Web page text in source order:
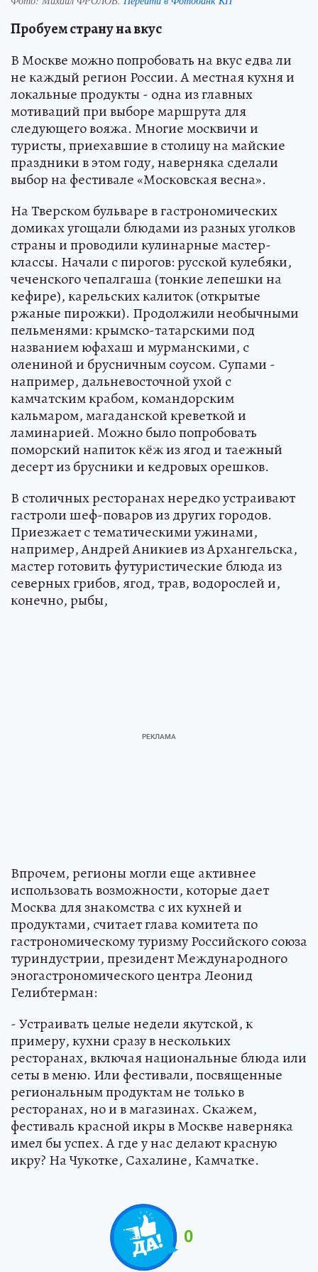
Пробуем страну на вкус
В Москве можно попробовать на вкус едва ли
не каждый регион России. А местная кухня и
локальные продукты - одна из главных
мотиваций при выборе маршрута для
следующего вояжа. Многие москвичи и
туристы, приехавшие в столицу на майские
праздники в этом году, наверняка сделали
выбор на фестивале «Московская весна».
На Тверском бульваре в гастрономических
домиках угощали блюдами из разных уголков
страны и проводили кулинарные мастер-
классы. Начали с пирогов: русской кулебяки,
чеченского чепалгаша (тонкие лепешки на
кефире), карельских калиток (открытые
ржаные пирожки). Продолжили необычными
пельменями: крымско-татарскими под
названием юфахаш и мурманскими, с
олениной и брусничным соусом. Супами -
например, дальневосточной ухой с
камчатским крабом, командорским
кальмаром, магаданской креветкой и
ламинарией. Можно было попробовать
поморский напиток кёж из ягод и таежный
десерт из брусники и кедровых орешков.
В столичных ресторанах нередко устраивают
гастроли шеф-поваров из других городов.
Приезжает с тематическими ужинами,
например, Андрей Аникиев из Архангельска,
мастер готовить футуристические блюда из
северных грибов, ягод, трав, водорослей и,
конечно, рыбы,
Впрочем, регионы могли еще активнее
использовать возможности, которые дает
Москва для знакомства с их кухней и
продуктами, считает глава комитета по
гастрономическому туризму Российского союза
туриндустрии, президент Международного
эногастрономического центра Леонид
Гелибтерман:
- Устраивать целые недели якутской, к
примеру, кухни сразу в нескольких
ресторанах, включая национальные блюда или
сеты в меню. Или фестивали, посвященные
региональным продуктам не только в
ресторанах, но и в магазинах. Скажем,
фестиваль красной икры в Москве наверняка
имел бы успех. А где у нас делают красную
икру? На Чукотке, Сахалине, Камчатке.
0